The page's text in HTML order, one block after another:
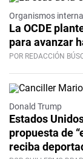
Organismos
La OCDE
para avanzar
POR REDACCIÓN
Donald Trump
Estados
propuesta de
reciba